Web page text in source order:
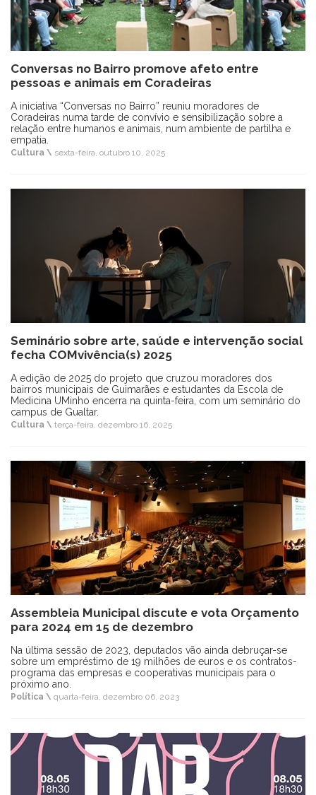
Conversas no Bairro promove afeto entre
pessoas e animais em Coradeiras
A iniciativa “Conversas no Bairro” reuniu moradores de
Coradeiras numa tarde de convívio e sensibilização sobre a
relação entre humanos e animais, num ambiente de partilha e
empatia.
Cultura \ sexta-feira, outubro 10, 2025
Seminário sobre arte, saúde e intervenção social
fecha COMvivência(s) 2025
A edição de 2025 do projeto que cruzou moradores dos
bairros municipais de Guimarães e estudantes da Escola de
Medicina UMinho encerra na quinta-feira, com um seminário do
campus de Gualtar.
Cultura \ terça-feira, dezembro 16, 2025
Assembleia Municipal discute e vota Orçamento
para 2024 em 15 de dezembro
Na última sessão de 2023, deputados vão ainda debruçar-se
sobre um empréstimo de 19 milhões de euros e os contratos-
programa das empresas e cooperativas municipais para o
próximo ano.
Política \ quarta-feira, dezembro 06, 2023